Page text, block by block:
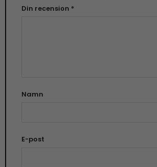
Din recension *
Namn
E-post